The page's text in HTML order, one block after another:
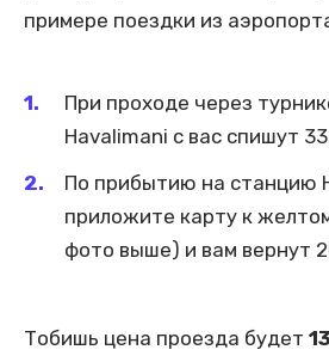
примере поездки из
При проходе через
Havalimani с вас спишут
По прибытию на станцию
приложите карту к
фото выше) и вам вернут
Тобишь цена проезда будет